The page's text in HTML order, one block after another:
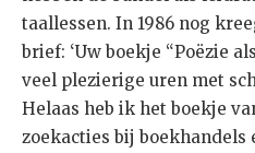
taallessen. In 1986 nog
brief: ‘Uw boekje “Poëzie
veel plezierige uren met
Helaas heb ik het boekje
zoekacties bij boekhandels